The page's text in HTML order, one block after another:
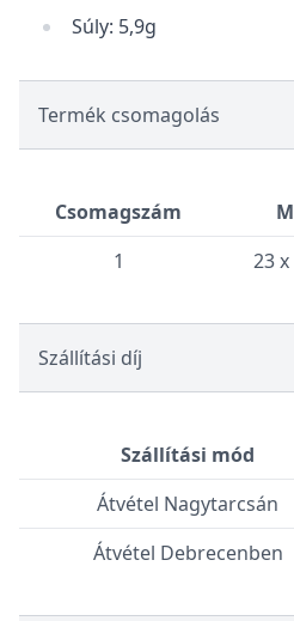
Súly: 5,9g
Termék csomagolás
Csomagszám
1
23
Szállítási díj
Szállítási mód
Átvétel Nagytarcsán
Átvétel Debrecenben